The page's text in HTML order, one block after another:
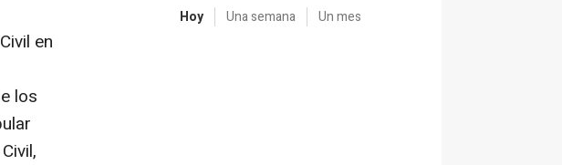
en
los
Hoy Una semana Un mes